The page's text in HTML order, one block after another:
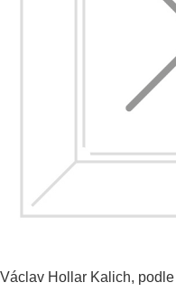
Václav Hollar Kalich,